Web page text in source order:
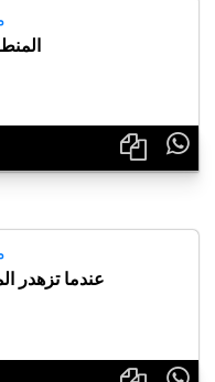

عندما تزهدر